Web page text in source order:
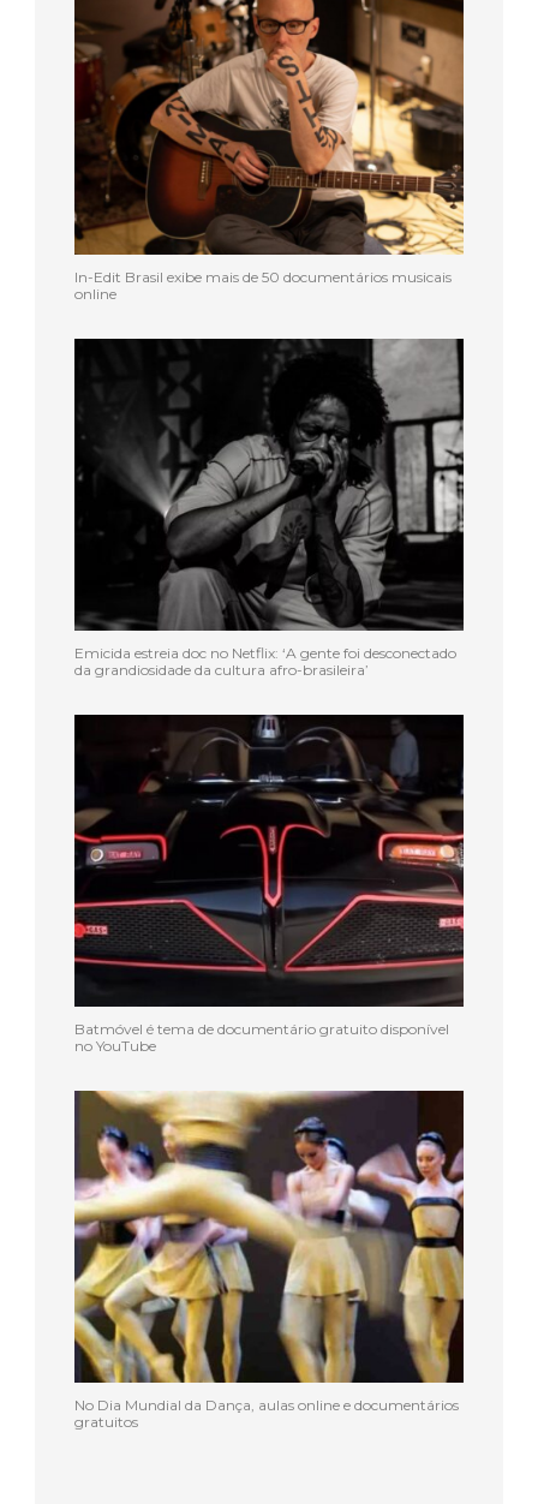
In-Edit Brasil exibe mais de 50 documentários musicais
online
Emicida estreia doc no Netflix: ‘A gente foi desconectado
da grandiosidade da cultura afro-brasileira’
Batmóvel é tema de documentário gratuito disponível
no YouTube
No Dia Mundial da Dança, aulas online e documentários
gratuitos